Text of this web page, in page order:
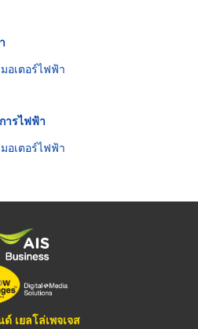
มอเตอร์ไฟฟ้า
ารไฟฟ้า
มอเตอร์ไฟฟ้า
เยลโล่เพจเจส